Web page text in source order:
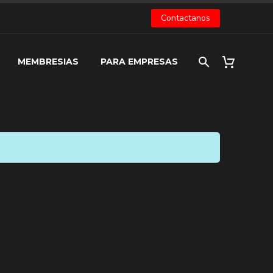
Contactanos
MEMBRESIAS PARA EMPRESAS